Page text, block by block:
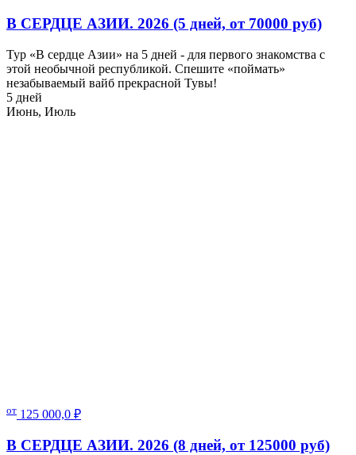
В СЕРДЦЕ АЗИИ. 2026 (5 дней, от 70000 руб)
Тур «В сердце Азии» на 5 дней - для первого знакомства с
этой необычной республикой. Спешите «поймать»
незабываемый вайб прекрасной Тувы!
5 дней
Июнь, Июль
от 125 000,0 ₽
В СЕРДЦЕ АЗИИ. 2026 (8 дней, от 125000 руб)